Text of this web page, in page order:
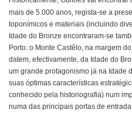
mais de 5.000 anos, regista-se a
toponímicos e materiais (incluindo
Idade do Bronze encontraram-se
Porto: o Monte Castêlo, na margem
datem, efectivamente, da Idade do
um grande protagonismo já na Idade
suas óptimas características
conhecido pela historiografia) num
numa das principais portas de